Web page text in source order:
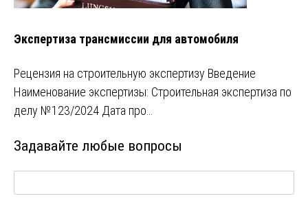
Экспертиза трансмиссии для автомобиля
Рецензия на строительную экспертизу Введение
Наименование экспертизы: Строительная экспертиза по
делу №123/2024 Дата про…
Задавайте любые вопросы